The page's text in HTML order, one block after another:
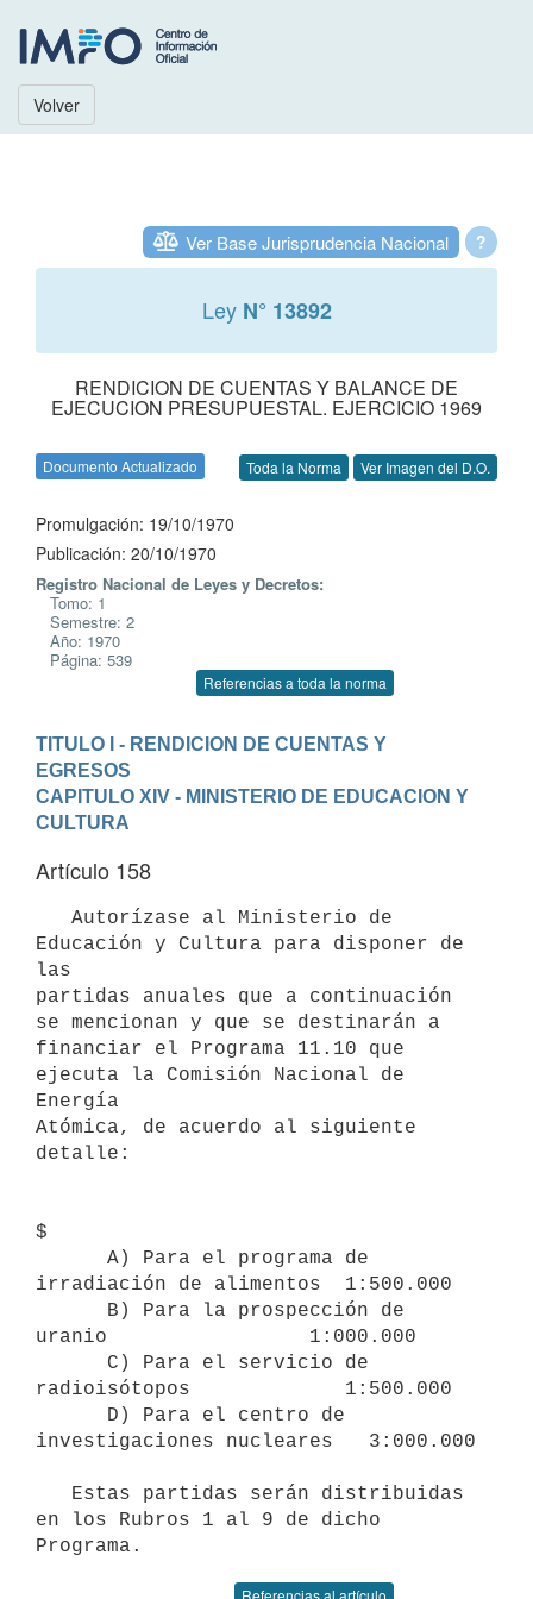
Volver
?
Ver Base Jurisprudencia Nacional
Ley N° 13892
RENDICION DE CUENTAS Y BALANCE DE
EJECUCION PRESUPUESTAL. EJERCICIO 1969
Documento Actualizado Toda la Norma Ver Imagen del D.O.
Promulgación: 19/10/1970
Publicación: 20/10/1970
Registro Nacional de Leyes y Decretos:
Tomo: 1
Semestre: 2
Año: 1970
Página: 539
Referencias a toda la norma
TITULO I - RENDICION DE CUENTAS Y
EGRESOS
CAPITULO XIV - MINISTERIO DE EDUCACION Y
CULTURA
Artículo 158
Educación y Cultura para disponer de
las
partidas anuales que a continuación
se mencionan y que se destinarán a
financiar el Programa 11.10 que
ejecuta la Comisión Nacional de
Energía
Atómica, de acuerdo al siguiente
detalle:
$
irradiación de alimentos  1:500.000
uranio                 1:000.000
radioisótopos             1:500.000
investigaciones nucleares   3:000.000
en los Rubros 1 al 9 de dicho
Programa.
Referencias al artículo